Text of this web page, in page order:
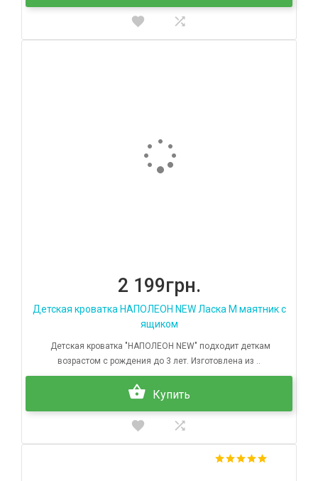
2 199грн.
Детская кроватка НАПОЛЕОН NEW Ласка М маятник с
ящиком
Детская кроватка "НАПОЛЕОН NEW" подходит деткам
возрастом с рождения до 3 лет. Изготовлена из ..
Купить